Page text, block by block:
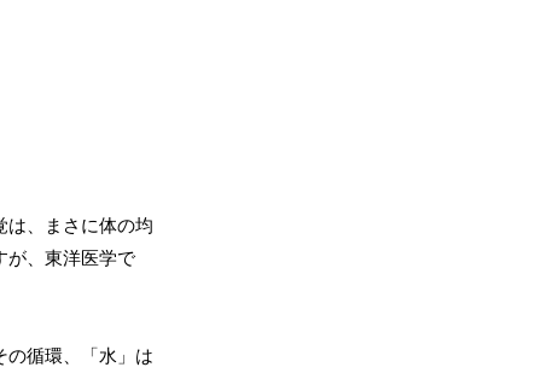
は、まさに体の均
が、東洋医学で
の循環、「水」は